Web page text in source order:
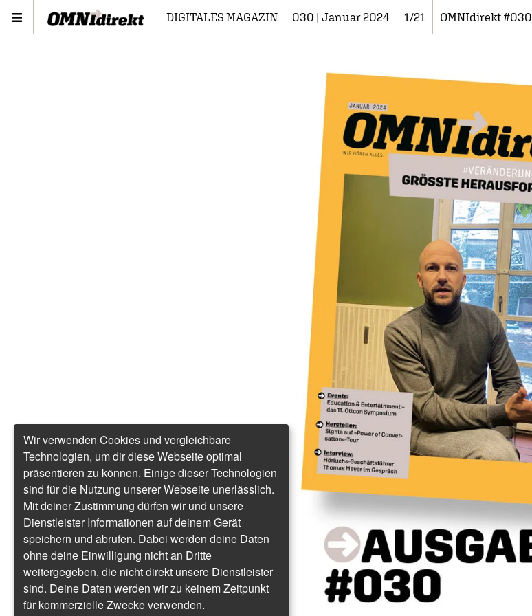
DIGITALES MAGAZIN 030 | Januar 2024 1/21 OMNIdirekt #030
Wir verwenden Cookies und vergleichbare
Technologien, um dir diese Webseite optimal
präsentieren zu können. Einige dieser Technologien
sind für die Nutzung unserer Webseite unerlässlich.
Mit deiner Zustimmung dürfen wir und unsere
Dienstleister Informationen auf deinem Gerät
speichern und abrufen. Dabei werden deine Daten
ohne deine Einwilligung nicht an Dritte
weitergegeben, die nicht direkt unsere Dienstleister
sind. Deine Daten werden wir zu keinem Zeitpunkt
für kommerzielle Zwecke verwenden.